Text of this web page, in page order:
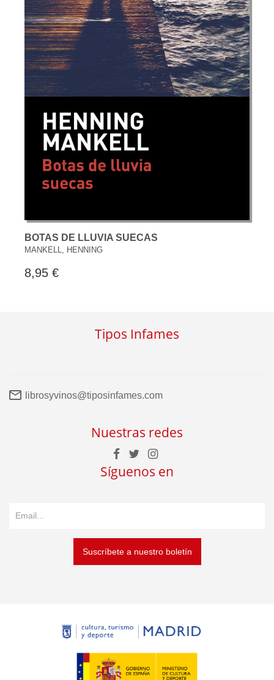
BOTAS DE LLUVIA SUECAS
MANKELL, HENNING
8,95 €
Tipos Infames
librosyvinos@tiposinfames.com
Nuestras redes
Síguenos en
Suscríbete a nuestro boletín